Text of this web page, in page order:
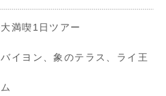
満喫1日ツアー
バイヨン、象のテラス、ライ王